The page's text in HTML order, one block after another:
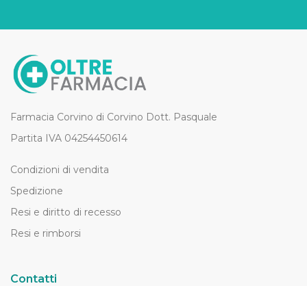
Farmacia Corvino di Corvino Dott. Pasquale
Partita IVA 04254450614
Condizioni di vendita
Spedizione
Resi e diritto di recesso
Resi e rimborsi
Contatti